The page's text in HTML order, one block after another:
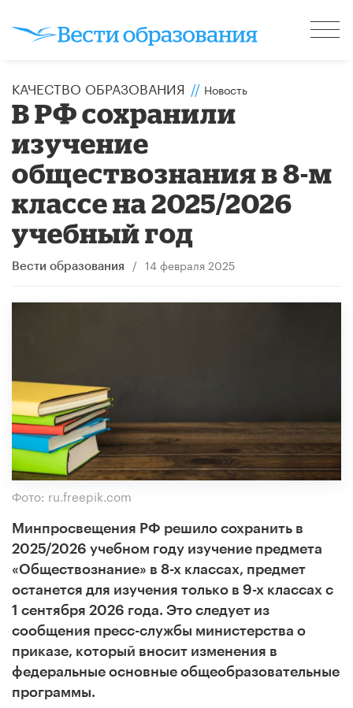
КАЧЕСТВО ОБРАЗОВАНИЯ // Новость
В РФ сохранили
изучение
обществознания в 8-м
классе на 2025/2026
учебный год
Вести образования / 14 февраля 2025
Фото: ru.freepik.com
Минпросвещения РФ решило сохранить в
2025/2026 учебном году изучение предмета
«Обществознание» в 8-х классах, предмет
останется для изучения только в 9-х классах с
1 сентября 2026 года. Это следует из
сообщения пресс-службы министерства о
приказе, который вносит изменения в
федеральные основные общеобразовательные
программы.